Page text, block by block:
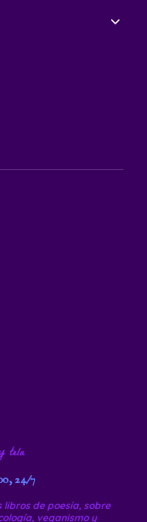
tela
24/7
de poesía, sobre
veganismo y